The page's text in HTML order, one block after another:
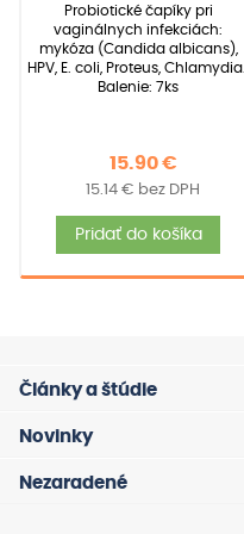
zákazníckych
recenzií
Probiotické čapíky pri
vaginálnych infekciách:
mykóza (Candida albicans),
HPV, E. coli, Proteus, Chlamydia.
Balenie: 7ks
15.90€
15.14 € bez DPH
Pridať do košíka
Články a štúdie
Novinky
Nezaradené